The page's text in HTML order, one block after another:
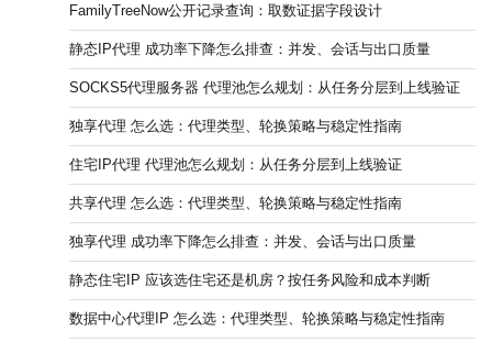
FamilyTreeNow公开记录查询：取数证据字段设计
静态IP代理 成功率下降怎么排查：并发、会话与出口质量
SOCKS5代理服务器 代理池怎么规划：从任务分层到上线验证
独享代理 怎么选：代理类型、轮换策略与稳定性指南
住宅IP代理 代理池怎么规划：从任务分层到上线验证
共享代理 怎么选：代理类型、轮换策略与稳定性指南
独享代理 成功率下降怎么排查：并发、会话与出口质量
静态住宅IP 应该选住宅还是机房？按任务风险和成本判断
数据中心代理IP 怎么选：代理类型、轮换策略与稳定性指南